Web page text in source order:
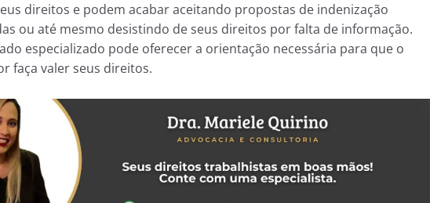
direitos e podem acabar aceitando propostas de indenização
ou até mesmo desistindo de seus direitos por falta de informação.
especializado pode oferecer a orientação necessária para que o
faça valer seus direitos.